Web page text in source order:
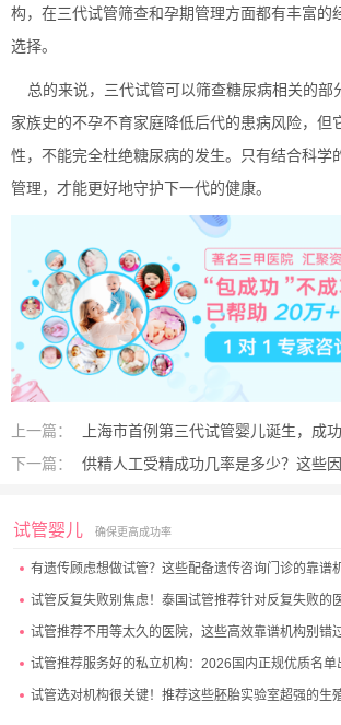
构，在三代试管筛查和孕期管理方面都有丰富的
选择。
总的来说，三代试管可以筛查糖尿病相关的部
家族史的不孕不育家庭降低后代的患病风险，但
性，不能完全杜绝糖尿病的发生。只有结合科学
管理，才能更好地守护下一代的健康。
上一篇：
上海市首例第三代试管婴儿诞生，成功阻断
下一篇：
供精人工受精成功几率是多少？这些
试管婴儿 确保更高成功率
有遗传顾虑想做试管？这些配备遗传咨询门诊的靠谱
试管反复失败别焦虑！泰国试管推荐针对反复失败的
试管推荐不用等太久的医院，这些高效靠谱机构别错
试管推荐服务好的私立机构：2026国内正规优质名单
试管选对机构很关键！推荐这些胚胎实验室超强的生